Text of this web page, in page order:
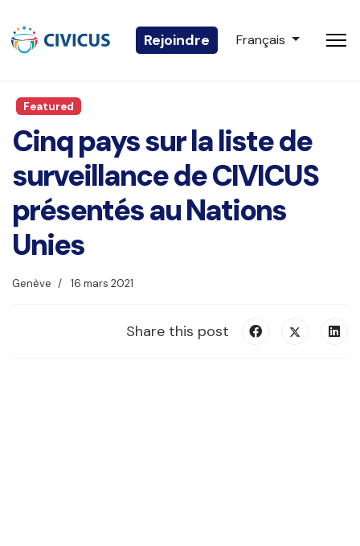
Rejoindre Sélectionnez votre
Français
Featured
Cinq pays sur la liste de
surveillance de CIVICUS
présentés au Nations
Unies
Genève 16 mars 2021
Share this post